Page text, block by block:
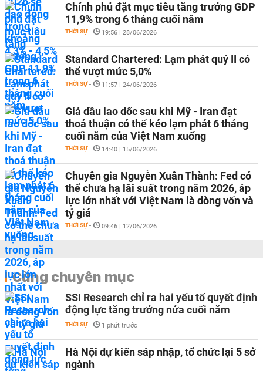
Chính phủ đặt mục tiêu tăng trưởng GDP
11,9% trong 6 tháng cuối năm
THỜI SỰ - 19:56 | 28/06/2026
Standard Chartered: Lạm phát quý II có
thể vượt mức 5,0%
THỜI SỰ - 11:57 | 24/06/2026
Giá dầu lao dốc sau khi Mỹ - Iran đạt
thoả thuận có thể kéo lạm phát 6 tháng
cuối năm của Việt Nam xuống
THỜI SỰ - 14:40 | 15/06/2026
Chuyên gia Nguyễn Xuân Thành: Fed có
thể chưa hạ lãi suất trong năm 2026, áp
lực lớn nhất với Việt Nam là dòng vốn và
tỷ giá
THỜI SỰ - 09:46 | 12/06/2026
Cùng chuyên mục
SSI Research chỉ ra hai yếu tố quyết định
động lực tăng trưởng nửa cuối năm
THỜI SỰ - 1 phút trước
Hà Nội dự kiến sáp nhập, tổ chức lại 5 sở
ngành